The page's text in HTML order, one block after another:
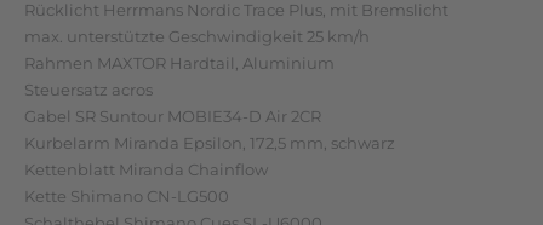
Rücklicht Herrmans Nordic Trace Plus, mit Bremslicht
max. unterstützte Geschwindigkeit 25 km/h
Rahmen MAXTOR Hardtail, Aluminium
Steuersatz acros
Gabel SR Suntour MOBIE34-D Air 2CR
Kurbelarm Miranda Epsilon, 172,5 mm, schwarz
Kettenblatt Miranda Chainflow
Kette Shimano CN-LG500